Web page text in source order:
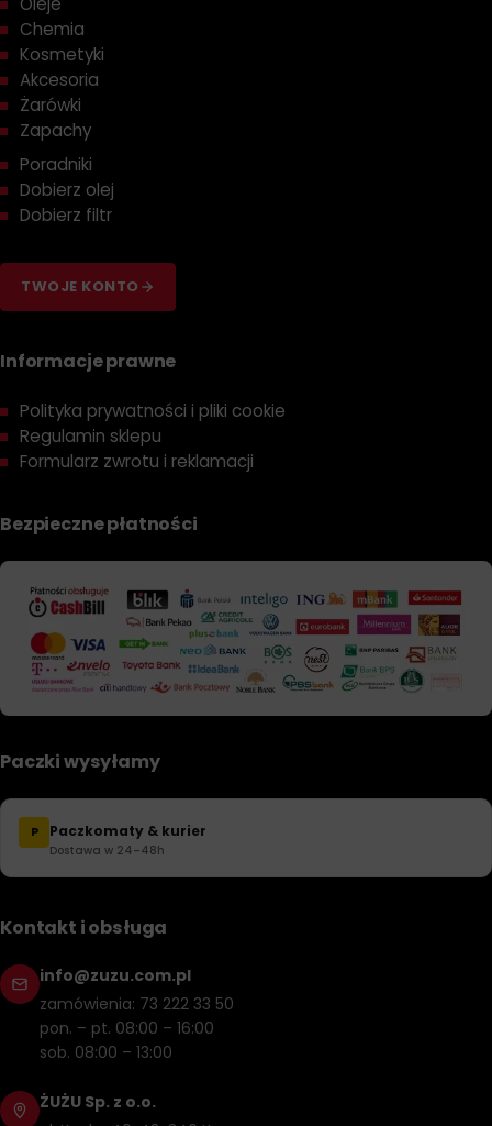
Chemia
Kosmetyki
Akcesoria
Żarówki
Zapachy
Poradniki
Dobierz olej
Dobierz filtr
TWOJE KONTO
Informacje prawne
Polityka prywatności i pliki cookie
Regulamin sklepu
Formularz zwrotu i reklamacji
Bezpieczne płatności
Paczki wysyłamy
P Paczkomaty & kurier
Dostawa w 24–48h
Kontakt i obsługa
info@zuzu.com.pl
zamówienia: 73 222 33 50
pon. – pt. 08:00 – 16:00
sob. 08:00 – 13:00
ŻUŻU Sp. z o.o.